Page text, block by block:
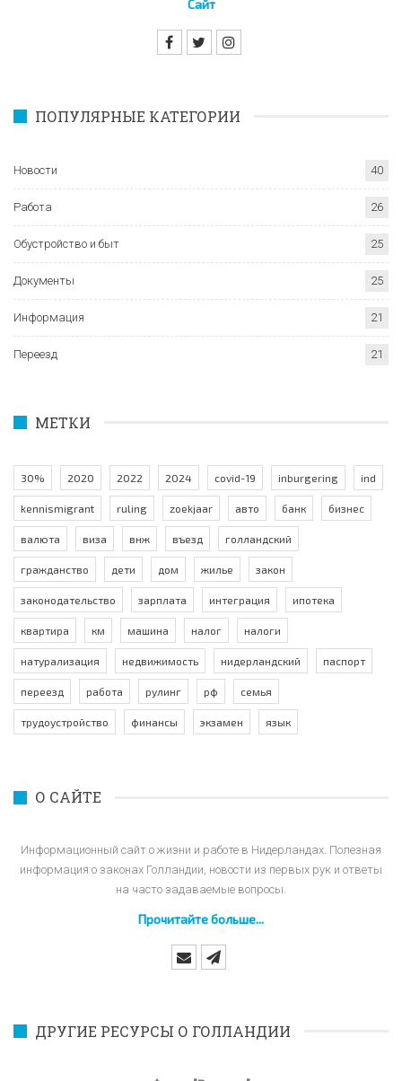
Сайт
ПОПУЛЯРНЫЕ КАТЕГОРИИ
Новости 40
Работа 26
Обустройство и быт 25
Документы 25
Информация 21
Переезд 21
МЕТКИ
30% 2020 2022 2024 covid-19 inburgering ind
kennismigrant ruling zoekjaar авто банк бизнес
валюта виза внж въезд голландский
гражданство дети дом жилье закон
законодательство зарплата интеграция ипотека
квартира км машина налог налоги
натурализация недвижимость нидерландский паспорт
переезд работа рулинг рф семья
трудоустройство финансы экзамен язык
О САЙТЕ
Информационный сайт о жизни и работе в Нидерландах. Полезная
информация о законах Голландии, новости из первых рук и ответы
на часто задаваемые вопросы.
Прочитайте больше...
ДРУГИЕ РЕСУРСЫ О ГОЛЛАНДИИ